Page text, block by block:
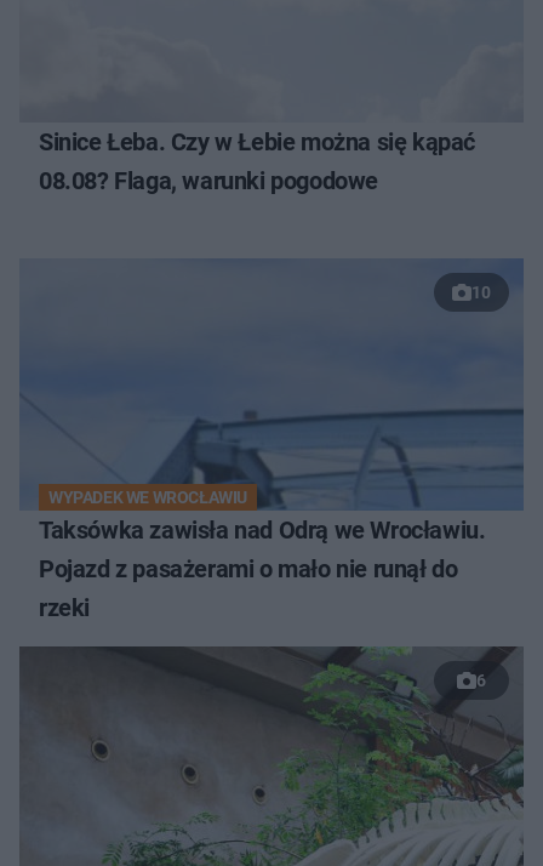
Sinice Łeba. Czy w Łebie można się kąpać
08.08? Flaga, warunki pogodowe
10
WYPADEK WE WROCŁAWIU
Taksówka zawisła nad Odrą we Wrocławiu.
Pojazd z pasażerami o mało nie runął do
rzeki
6